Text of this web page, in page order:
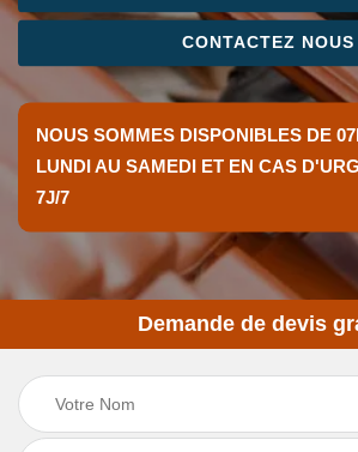
CONTACTEZ NOUS
NOUS SOMMES DISPONIBLES DE
LUNDI AU SAMEDI ET EN CAS
7J/7
Demande de devis